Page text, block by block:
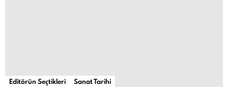
Editörün Seçtikleri Sanat Tarihi